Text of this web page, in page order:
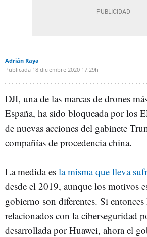
Adrián Raya
Publicada 18 diciembre 2020 17:29h
DJI, una de las marcas de drones
España, ha sido bloqueada por los
de nuevas acciones del gabinete
compañías de procedencia china.
La medida es la misma que lleva
desde el 2019, aunque los motivos
gobierno son diferentes. Si
relacionados con la ciberseguridad
desarrollada por Huawei, ahora el